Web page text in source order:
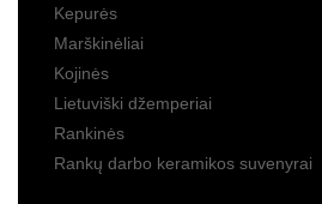
Kepurės
Marškinėliai
Kojinės
Lietuviški džemperiai
Rankinės
Rankų darbo keramikos suvenyrai